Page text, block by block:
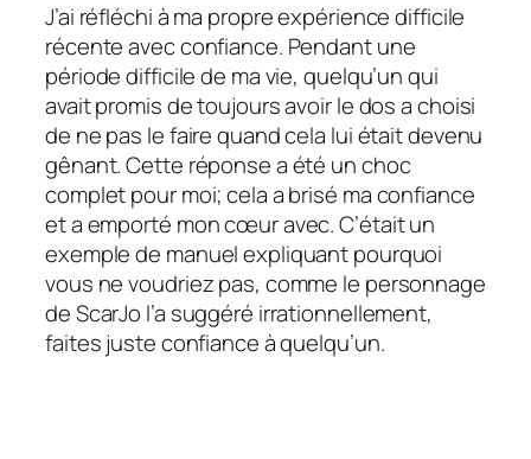
J’ai réfléchi à ma propre expérience difficile
récente avec confiance. Pendant une
période difficile de ma vie, quelqu’un qui
avait promis de toujours avoir le dos a choisi
de ne pas le faire quand cela lui était devenu
gênant. Cette réponse a été un choc
complet pour moi; cela a brisé ma confiance
et a emporté mon cœur avec. C’était un
exemple de manuel expliquant pourquoi
vous ne voudriez pas, comme le personnage
de ScarJo l’a suggéré irrationnellement,
faites juste confiance à quelqu’un.